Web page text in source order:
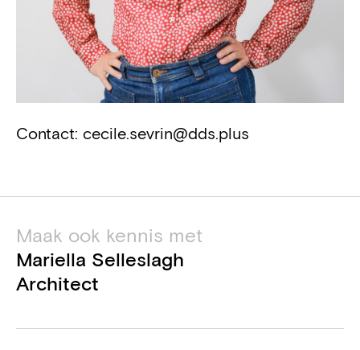
Contact:cecile.sevrin@dds.plus
Maak ook kennis met
Mariella Selleslagh
Architect